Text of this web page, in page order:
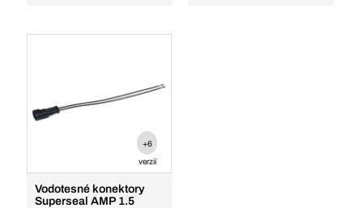
+6
verzií
Vodotesné konektory
Superseal AMP 1.5